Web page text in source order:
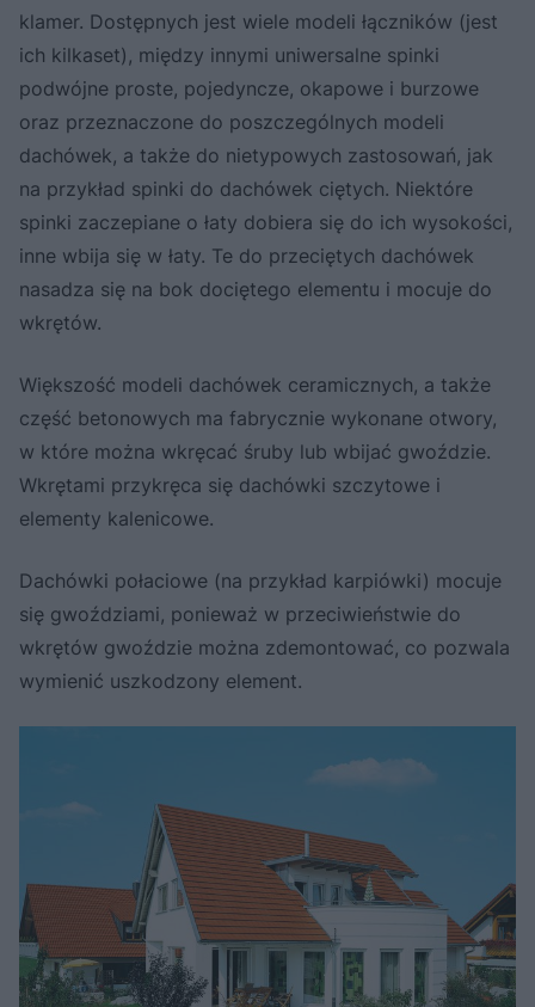
klamer. Dostępnych jest wiele modeli łączników (jest
ich kilkaset), między innymi uniwersalne spinki
podwójne proste, pojedyncze, okapowe i burzowe
oraz przeznaczone do poszczególnych modeli
dachówek, a także do nietypowych zastosowań, jak
na przykład spinki do dachówek ciętych. Niektóre
spinki zaczepiane o łaty dobiera się do ich wysokości,
inne wbija się w łaty. Te do przeciętych dachówek
nasadza się na bok dociętego elementu i mocuje do
wkrętów.
Większość modeli dachówek ceramicznych, a także
część betonowych ma fabrycznie wykonane otwory,
w które można wkręcać śruby lub wbijać gwoździe.
Wkrętami przykręca się dachówki szczytowe i
elementy kalenicowe.
Dachówki połaciowe (na przykład karpiówki) mocuje
się gwoździami, ponieważ w przeciwieństwie do
wkrętów gwoździe można zdemontować, co pozwala
wymienić uszkodzony element.